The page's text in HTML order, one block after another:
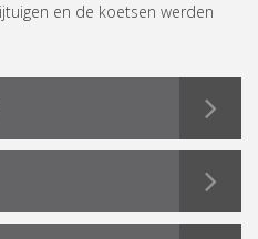
en de koetsen werden